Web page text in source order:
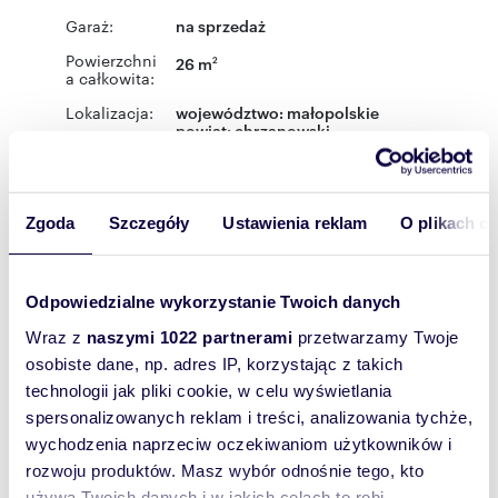
Zgoda Szczegóły Ustawienia reklam O plikach
Odpowiedzialne wykorzystanie Twoich danych
Wraz z naszymi 1022 partnerami przetwarzamy Twoje
osobiste dane, np. adres IP, korzystając z takich
technologii jak pliki cookie, w celu wyświetlania
spersonalizowanych reklam i treści, analizowania tychże,
wychodzenia naprzeciw oczekiwaniom użytkowników i
rozwoju produktów. Masz wybór odnośnie tego, kto
Garaż: na sprzedaż
Powierzchni
a całkowita:
26 m2
Lokalizacja: województwo: małopolskie
powiat: chrzanowski
ulica:
Podobne oferty w tej lokalizacji